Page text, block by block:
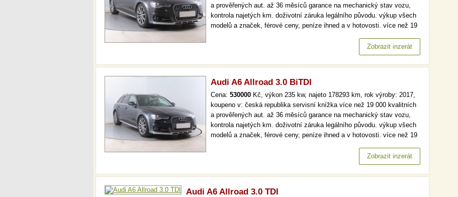
a prověřených aut. až 36 měsíců garance na mechanický stav vozu,
kontrola najetých km. doživotní záruka legálního původu. výkup všech
modelů a značek, férové ceny, peníze ihned a v hotovosti. více než 19
mechanický stav vozu, kontrola najetých km. doživotní záruka…
Zobrazit inzerát
Audi A6 Allroad 3.0 BiTDI
Cena: 530000 Kč, výkon 235 kw, najeto 178293 km, rok výroby: 2017,
koupeno v: česká republika servisní knížka více než 19 000 kvalitních
a prověřených aut. až 36 měsíců garance na mechanický stav vozu,
kontrola najetých km. doživotní záruka legálního původu. výkup všech
modelů a značek, férové ceny, peníze ihned a v hotovosti. více než 19
mechanický stav vozu, kontrola najetých km. doživotní záruka…
Zobrazit inzerát
Audi A6 Allroad 3.0 TDI